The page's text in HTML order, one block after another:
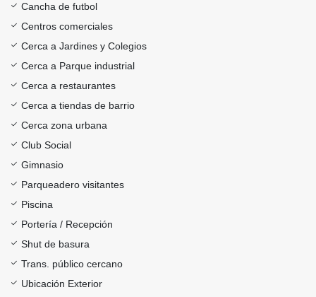
Cancha de futbol
Centros comerciales
Cerca a Jardines y Colegios
Cerca a Parque industrial
Cerca a restaurantes
Cerca a tiendas de barrio
Cerca zona urbana
Club Social
Gimnasio
Parqueadero visitantes
Piscina
Portería / Recepción
Shut de basura
Trans. público cercano
Ubicación Exterior